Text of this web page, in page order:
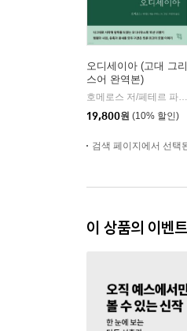
오디세이아 (고대 그리
스어 완역본)
19,800원 (10% 할인)
검색 페이지에서 선택
이 상품의 이벤트